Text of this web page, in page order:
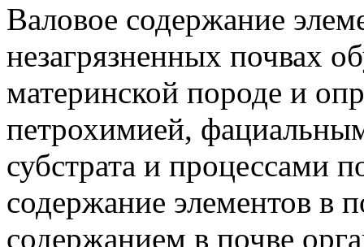
Валовое содержание
незагрязненных почвах
материнской породе и
петрохимией,
субстрата и процессами
содержание элементов в
содержанием в почве